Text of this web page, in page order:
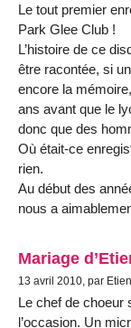
Le tout premier
Park Glee Club !
L’histoire de ce
être racontée, si
encore la
ans avant que le
donc que des
Où était-ce
rien.
Au début des
nous a
Mariage
13 avril 2010, par
Le chef de choeur
l’occasion. Un